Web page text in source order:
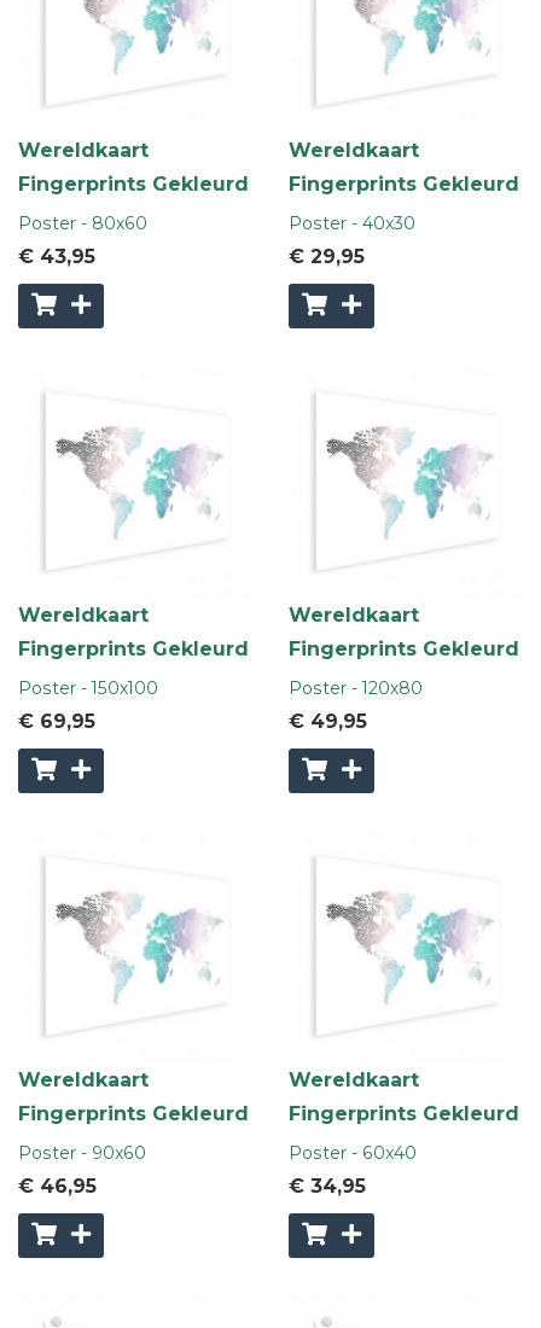
Wereldkaart
Fingerprints Gekleurd
Poster - 80x60
€ 43,95
Wereldkaart
Fingerprints Gekleurd
Poster - 40x30
€ 29,95
Wereldkaart
Fingerprints Gekleurd
Poster - 150x100
€ 69,95
Wereldkaart
Fingerprints Gekleurd
Poster - 120x80
€ 49,95
Wereldkaart
Fingerprints Gekleurd
Poster - 90x60
€ 46,95
Wereldkaart
Fingerprints Gekleurd
Poster - 60x40
€ 34,95